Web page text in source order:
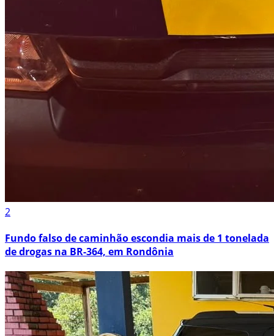
2
Fundo falso de caminhão escondia mais de 1 tonelada
de drogas na BR-364, em Rondônia